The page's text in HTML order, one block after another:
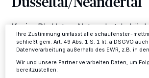
Kreis
Die Untere Naturschutzbehörde
Mettmann teilt mit, dass aus Gründen
Verkehrssicherung in den nächsten
Einstellungen oder Ablehnen am unteren Rand
Ihre Zustimmung umfasst alle schaufenster-
schließt gem. Art. 49 Abs. 1 S. 1 lit. a DSGVO
Datenverarbeitung außerhalb des EWR, z.B. in
Wir und unsere Partner verarbeiten Daten, um
bereitzustellen: